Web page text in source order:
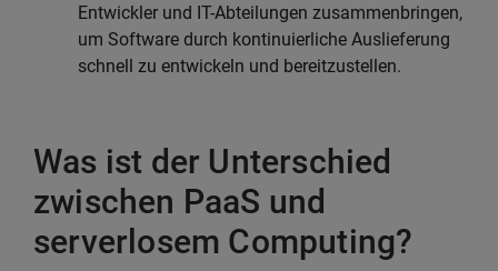
Entwickler und IT-Abteilungen zusammenbringen,
um Software durch kontinuierliche Auslieferung
schnell zu entwickeln und bereitzustellen.
Was ist der Unterschied
zwischen PaaS und
serverlosem Computing?